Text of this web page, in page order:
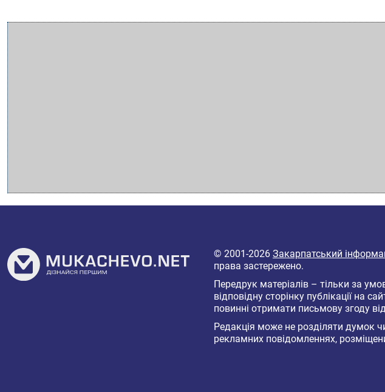
© 2001-2026 Закарпатський
права застережено.
Передрук матеріалів – тільки за
відповідну сторінку публікації на
повинні отримати письмову згоду
Редакція може не розділяти думок
рекламних повідомленнях,